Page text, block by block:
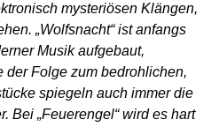
mysteriösen Klängen,
„Wolfsnacht“ ist anfangs
Musik aufgebaut,
der Folge zum bedrohlichen,
spiegeln auch immer die
Bei „Feuerengel“ wird es hart